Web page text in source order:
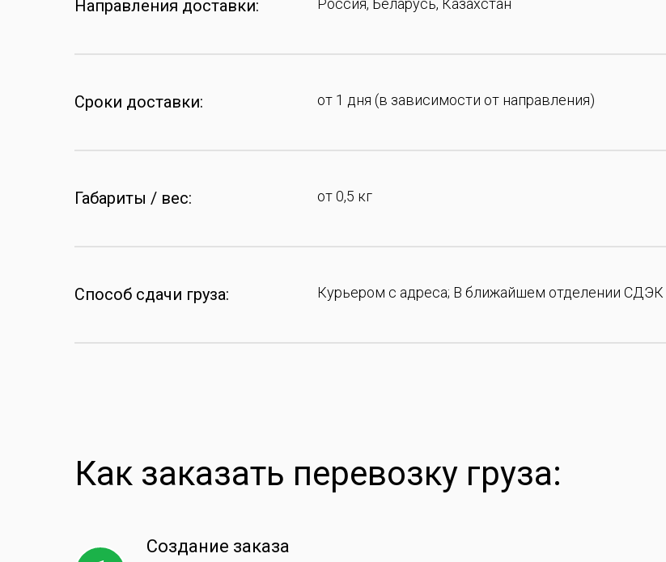
Направления доставки:
Сроки доставки: от 1 дня (в зависимости от направления)
Габариты / вес: от 0,5 кг
Способ сдачи груза: Курьером с адреса; В ближайшем отделении СДЭК
Как заказать перевозку груза:
Создание заказа